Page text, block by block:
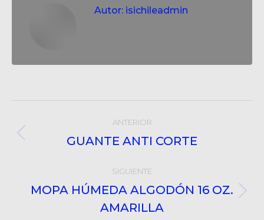
Autor: isichileadmin
navigation
ANTERIOR
Post
GUANTE ANTI CORTE
SIGUIENTE
Próximo
post:
MOPA HÚMEDA ALGODÓN 16 OZ.
AMARILLA